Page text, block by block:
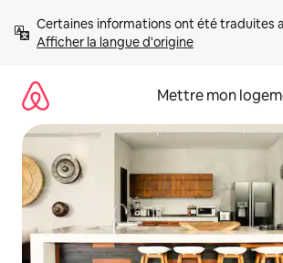
directement
Afficher la langue d'origine
Mettre mon